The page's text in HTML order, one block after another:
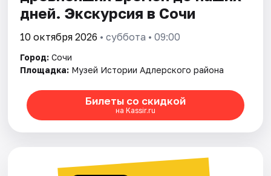
дней. Экскурсия в Сочи
10 октября 2026 • суббота • 09:00
Город: Сочи
Площадка: Музей Истории Адлерского района
Билеты со скидкой
на Kassir.ru